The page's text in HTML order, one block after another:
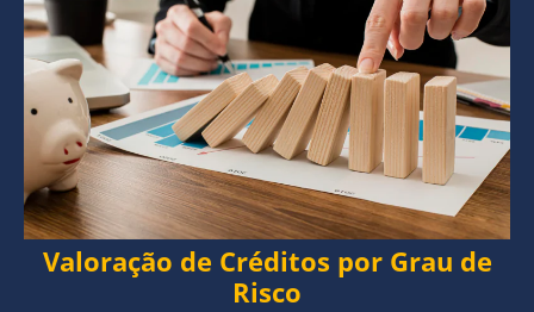
Valoração de Créditos por Grau de
Risco